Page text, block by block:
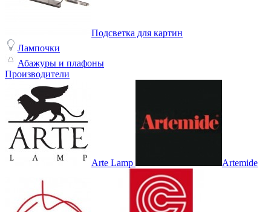
Подсветка для картин
Лампочки
Абажуры и плафоны
Производители
Arte Lamp Artemide